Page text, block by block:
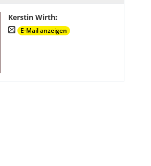
Kerstin Wirth:
E-Mail anzeigen